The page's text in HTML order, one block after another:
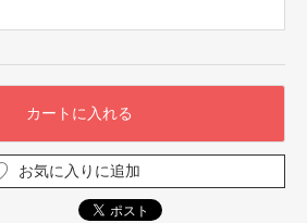
お気に入りに追加